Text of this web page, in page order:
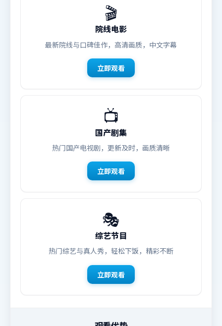
🎬
院线电影
最新院线与口碑佳作，高清画质，中文字幕
立即观看
📺
国产剧集
热门国产电视剧，更新及时，画质清晰
立即观看
🎭
综艺节目
热门综艺与真人秀，轻松下饭，精彩不断
立即观看